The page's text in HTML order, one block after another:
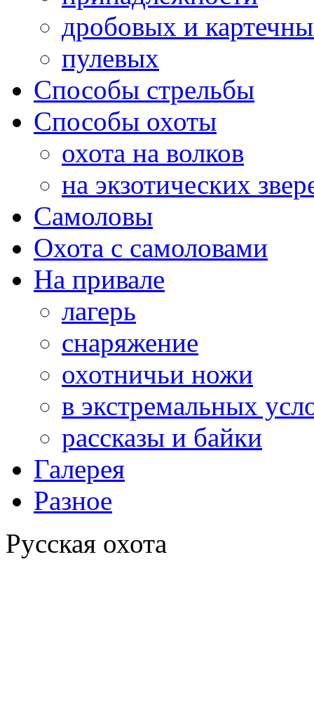
дробовых и
пулевых
Способы стрельбы
Способы охоты
охота на волков
на экзотических
Самоловы
Охота с самоловами
На привале
лагерь
снаряжение
охотничьи ножи
в экстремальных
рассказы и байки
Галерея
Разное
Русская охота